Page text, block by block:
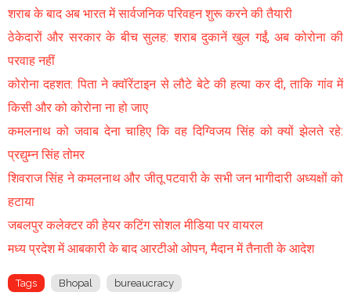
शराब के बाद अब भारत में सार्वजनिक परिवहन शुरू करने की तैयारी
ठेकेदारों और सरकार के बीच सुलह: शराब दुकानें खुल गईं, अब कोरोना की
परवाह नहीं
कोरोना दहशत: पिता ने क्वॉरेंटाइन से लौटे बेटे की हत्या कर दी, ताकि गांव में
किसी और को कोरोना ना हो जाए
कमलनाथ को जवाब देना चाहिए कि वह दिग्विजय सिंह को क्यों झेलते रहे:
प्रद्युम्न सिंह तोमर
शिवराज सिंह ने कमलनाथ और जीतू पटवारी के सभी जन भागीदारी अध्यक्षों को
हटाया
जबलपुर कलेक्टर की हेयर कटिंग सोशल मीडिया पर वायरल
मध्य प्रदेश में आबकारी के बाद आरटीओ ओपन, मैदान में तैनाती के आदेश
Tags Bhopal bureaucracy